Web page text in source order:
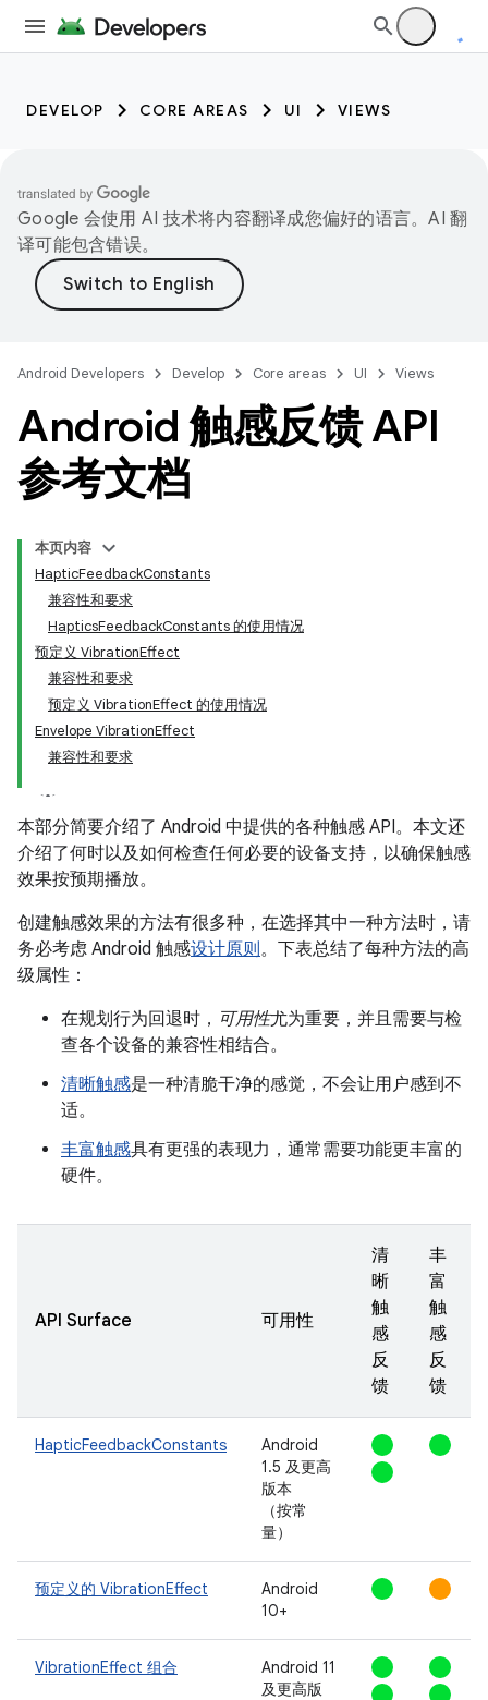
DEVELOP CORE AREAS UI VIEWS
Google 会使用 AI 技术将内容翻译成您偏好的语言。AI 翻
译可能包含错误。
Android Developers Develop Core areas UI Views
Android 触感反馈 API
参考文档
本页内容
HapticFeedbackConstants
兼容性和要求
HapticsFeedbackConstants 的使用情况
预定义 VibrationEffect
兼容性和要求
预定义 VibrationEffect 的使用情况
Envelope VibrationEffect
兼容性和要求
本部分简要介绍了 Android 中提供的各种触感 API。本文还
介绍了何时以及如何检查任何必要的设备支持，以确保触感
效果按预期播放。
创建触感效果的方法有很多种，在选择其中一种方法时，请
务必考虑 Android 触感设计原则。下表总结了每种方法的高
级属性：
在规划行为回退时， 可用性尤为重要，并且需要与检
查各个设备的兼容性相结合。
清晰触感是一种清脆干净的感觉，不会让用户感到不
适。
丰富触感具有更强的表现力，通常需要功能更丰富的
硬件。
API Surface 可用性
清
晰
触
感
反
馈
丰
富
触
感
反
馈
HapticFeedbackConstants
Android
1.5 及更高
版本
（按常
量）
预定义的 VibrationEffect
Android
10+
VibrationEffect 组合
Android 11
及更高版